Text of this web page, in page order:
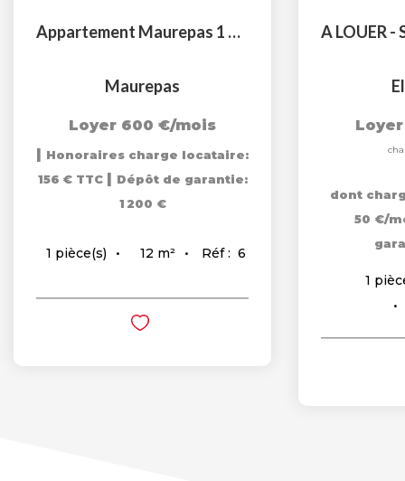
Appartement Maurepas 1 pièce(s) 12 m2
Maurepas
Loyer 600 €/mois
| Honoraires charge locataire:
156 € TTC | Dépôt de garantie:
1 200 €
1 pièce(s) 12 m² Réf : 6
dont
50 €/
1